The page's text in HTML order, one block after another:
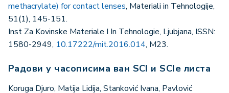
methacrylate) for contact lenses, Materiali in Tehnologije,
51(1), 145-151.
Inst Za Kovinske Materiale I In Tehnologie, Ljubjana, ISSN:
1580-2949, 10.17222/mit.2016.014, M23.
Радови у часописима ван SCI и SCIe листа
Koruga Djuro, Matija Lidija, Stanković Ivana, Pavlović